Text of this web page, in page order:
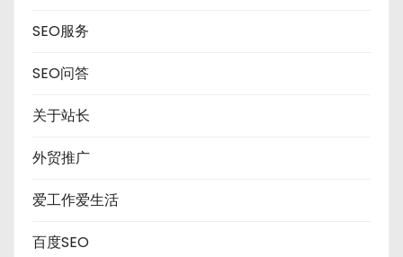
SEO服务
SEO问答
关于站长
外贸推广
爱工作爱生活
百度SEO